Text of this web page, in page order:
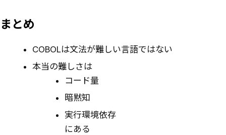
まとめ
COBOLは文法が難しい言語ではない
本当の難しさは
コード量
暗黙知
実行環境依存
にある